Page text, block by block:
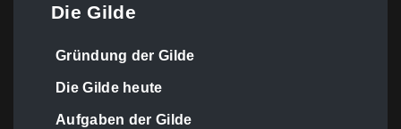
Die Gilde
Gründung der Gilde
Die Gilde heute
Aufgaben der Gilde